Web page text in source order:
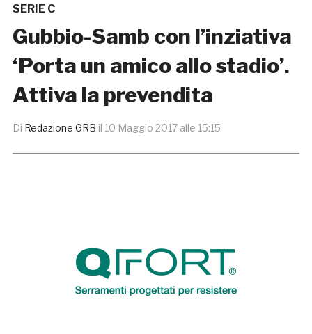
SERIE C
Gubbio-Samb con l’inziativa
‘Porta un amico allo stadio’.
Attiva la prevendita
Di Redazione GRB il 10 Maggio 2017 alle 15:15